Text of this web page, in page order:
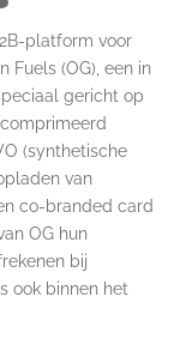
platform voor
Fuels (OG), een in
gericht op
(synthetische
van
co-branded card
OG hun
bij
ook binnen het